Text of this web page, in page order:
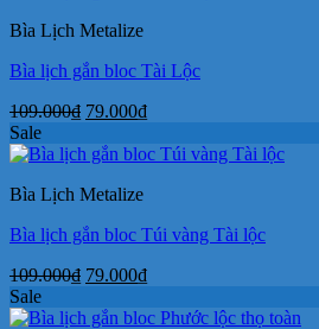
Bìa Lịch Metalize
Bìa lịch gắn bloc Tài Lộc
109.000₫ Giá
là:
79.000₫Giá
tại
Sale
Bìa Lịch Metalize
Bìa lịch gắn bloc Túi vàng Tài lộc
109.000₫ Giá
là:
79.000₫Giá
tại
Sale